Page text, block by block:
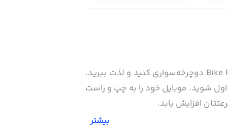
آیا شما هم به دوچرخه‌سواری علاقه دارید؟ اگر زمان دوچرخه‌سواری در دنیای واقعی را ندارید با بازی Bike Rush دوچرخه‌سواری کنید و لذت ببرید.
اول شوید. موبایل خود را به چپ و راست
افزایش یابد.
بیشتر